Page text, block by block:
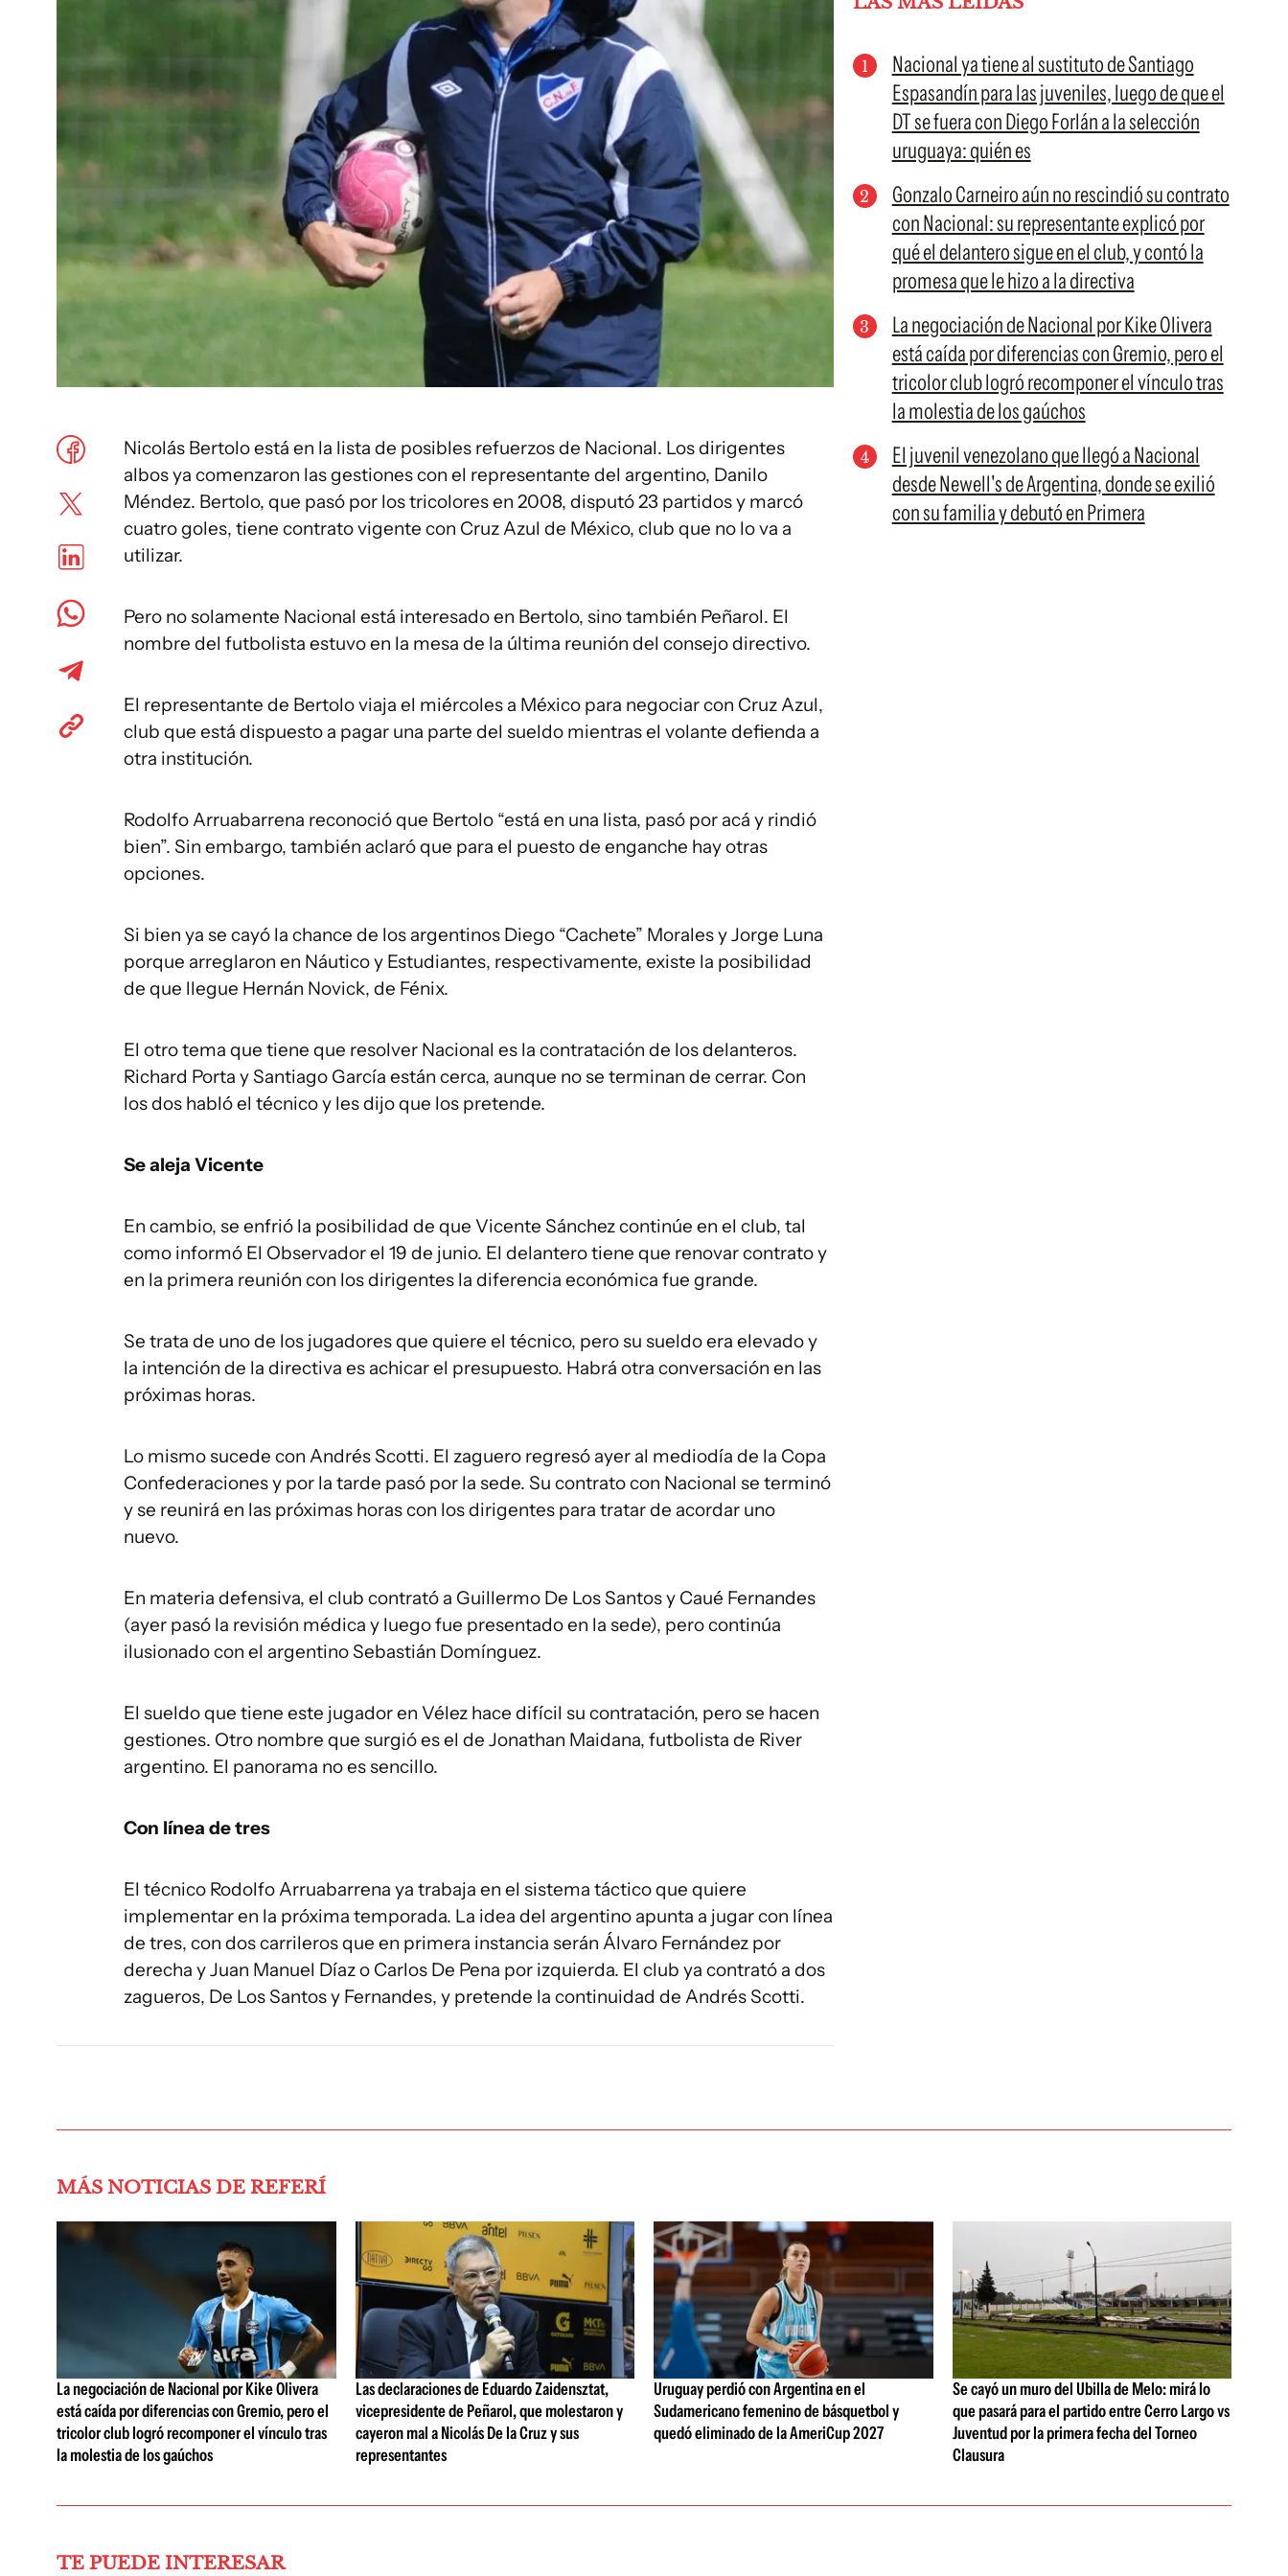
Nicolás Bertolo está en la lista de posibles refuerzos de Nacional. Los dirigentes
albos ya comenzaron las gestiones con el representante del argentino, Danilo
Méndez. Bertolo, que pasó por los tricolores en 2008, disputó 23 partidos y marcó
cuatro goles, tiene contrato vigente con Cruz Azul de México, club que no lo va a
utilizar.
Pero no solamente Nacional está interesado en Bertolo, sino también Peñarol. El
nombre del futbolista estuvo en la mesa de la última reunión del consejo directivo.
El representante de Bertolo viaja el miércoles a México para negociar con Cruz Azul,
club que está dispuesto a pagar una parte del sueldo mientras el volante defienda a
otra institución.
Rodolfo Arruabarrena reconoció que Bertolo “está en una lista, pasó por acá y rindió
bien”. Sin embargo, también aclaró que para el puesto de enganche hay otras
opciones.
Si bien ya se cayó la chance de los argentinos Diego “Cachete” Morales y Jorge Luna
porque arreglaron en Náutico y Estudiantes, respectivamente, existe la posibilidad
de que llegue Hernán Novick, de Fénix.
El otro tema que tiene que resolver Nacional es la contratación de los delanteros.
Richard Porta y Santiago García están cerca, aunque no se terminan de cerrar. Con
los dos habló el técnico y les dijo que los pretende.
Se aleja Vicente
En cambio, se enfrió la posibilidad de que Vicente Sánchez continúe en el club, tal
como informó El Observador el 19 de junio. El delantero tiene que renovar contrato y
en la primera reunión con los dirigentes la diferencia económica fue grande.
Se trata de uno de los jugadores que quiere el técnico, pero su sueldo era elevado y
la intención de la directiva es achicar el presupuesto. Habrá otra conversación en las
próximas horas.
Lo mismo sucede con Andrés Scotti. El zaguero regresó ayer al mediodía de la Copa
Confederaciones y por la tarde pasó por la sede. Su contrato con Nacional se terminó
y se reunirá en las próximas horas con los dirigentes para tratar de acordar uno
nuevo.
En materia defensiva, el club contrató a Guillermo De Los Santos y Caué Fernandes
(ayer pasó la revisión médica y luego fue presentado en la sede), pero continúa
ilusionado con el argentino Sebastián Domínguez.
El sueldo que tiene este jugador en Vélez hace difícil su contratación, pero se hacen
gestiones. Otro nombre que surgió es el de Jonathan Maidana, futbolista de River
argentino. El panorama no es sencillo.
Con línea de tres
El técnico Rodolfo Arruabarrena ya trabaja en el sistema táctico que quiere
implementar en la próxima temporada. La idea del argentino apunta a jugar con línea
de tres, con dos carrileros que en primera instancia serán Álvaro Fernández por
derecha y Juan Manuel Díaz o Carlos De Pena por izquierda. El club ya contrató a dos
zagueros, De Los Santos y Fernandes, y pretende la continuidad de Andrés Scotti.
Nacional ya tiene al sustituto de Santiago
Espasandín para las juveniles, luego de que el
DT se fuera con Diego Forlán a la selección
uruguaya: quién es
Gonzalo Carneiro aún no rescindió su contrato
con Nacional: su representante explicó por
qué el delantero sigue en el club, y contó la
promesa que le hizo a la directiva
La negociación de Nacional por Kike Olivera
está caída por diferencias con Gremio, pero el
tricolor club logró recomponer el vínculo tras
la molestia de los gaúchos
El juvenil venezolano que llegó a Nacional
desde Newell's de Argentina, donde se exilió
con su familia y debutó en Primera
MÁS NOTICIAS DE REFERÍ
La negociación de Nacional por Kike Olivera
está caída por diferencias con Gremio, pero el
tricolor club logró recomponer el vínculo tras
la molestia de los gaúchos
Las declaraciones de Eduardo Zaidensztat,
vicepresidente de Peñarol, que molestaron y
cayeron mal a Nicolás De la Cruz y sus
representantes
Uruguay perdió con Argentina en el
Sudamericano femenino de básquetbol y
quedó eliminado de la AmeriCup 2027
Se cayó un muro del Ubilla de Melo: mirá lo
que pasará para el partido entre Cerro Largo vs
Juventud por la primera fecha del Torneo
Clausura
TE PUEDE INTERESAR